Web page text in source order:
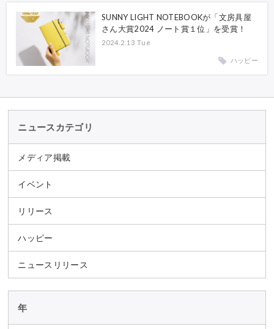
SUNNY LIGHT NOTEBOOKが「文房具屋
さん大賞2024 ノート賞１位」を受賞！
2024.2.13 Tue
ハッピー
ニュースカテゴリ
メディア掲載
イベント
リリース
ハッピー
ニュースリリース
年